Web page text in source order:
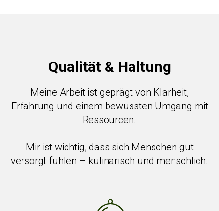
Qualität & Haltung
Meine Arbeit ist geprägt von Klarheit,
Erfahrung und einem bewussten Umgang mit
Ressourcen.
Mir ist wichtig, dass sich Menschen gut
versorgt fühlen – kulinarisch und menschlich.